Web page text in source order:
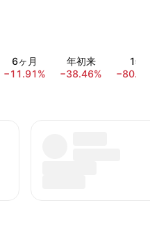
6ヶ月
−11.91%
年初来
−38.46%
1年